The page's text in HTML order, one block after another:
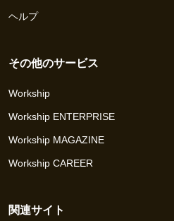
ヘルプ
その他のサービス
Workship
Workship ENTERPRISE
Workship MAGAZINE
Workship CAREER
関連サイト